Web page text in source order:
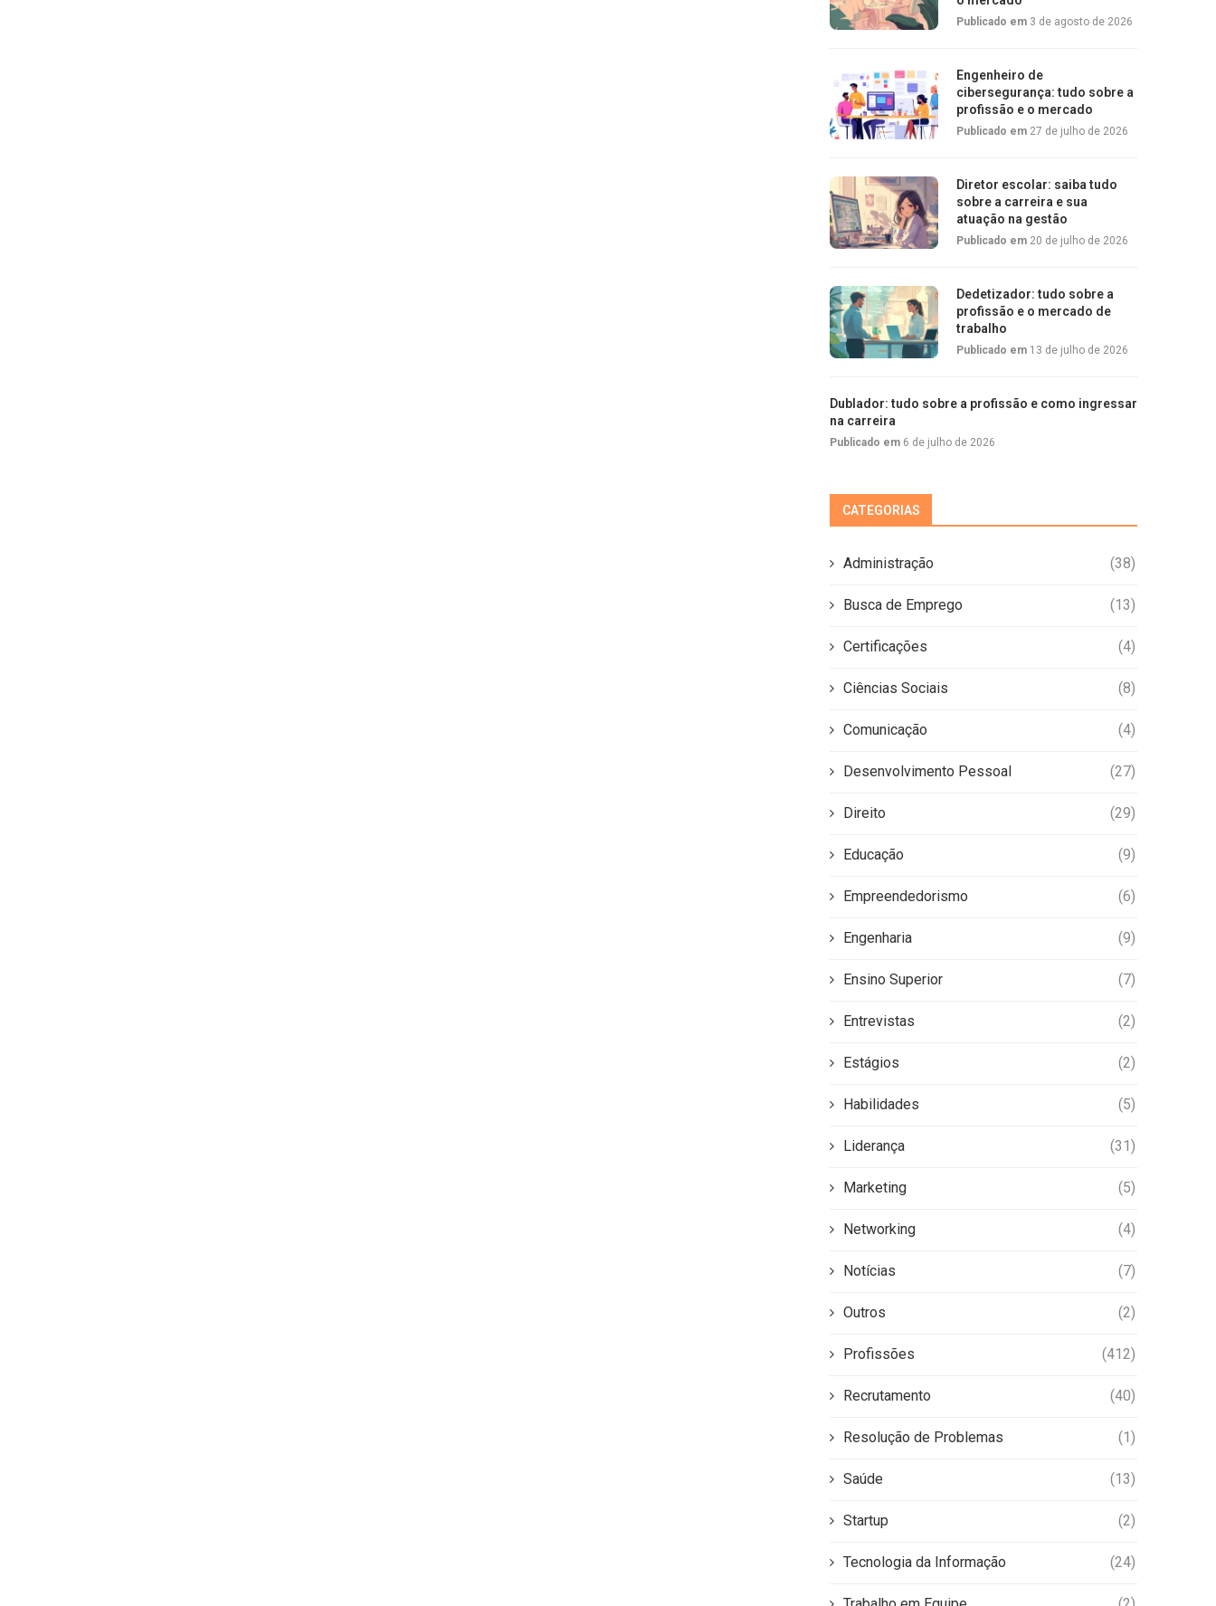
Publicado em 3 de agosto de 2026
Engenheiro de
cibersegurança: tudo sobre a
profissão e o mercado
Publicado em 27 de julho de 2026
Diretor escolar: saiba tudo
sobre a carreira e sua
atuação na gestão
Publicado em 20 de julho de 2026
Dedetizador: tudo sobre a
profissão e o mercado de
trabalho
Publicado em 13 de julho de 2026
Dublador: tudo sobre a profissão e como ingressar
na carreira
Publicado em 6 de julho de 2026
CATEGORIAS
Administração (38)
Busca de Emprego (13)
Certificações (4)
Ciências Sociais (8)
Comunicação (4)
Desenvolvimento Pessoal (27)
Direito (29)
Educação (9)
Empreendedorismo (6)
Engenharia (9)
Ensino Superior (7)
Entrevistas (2)
Estágios (2)
Habilidades (5)
Liderança (31)
Marketing (5)
Networking (4)
Notícias (7)
Outros (2)
Profissões (412)
Recrutamento (40)
Resolução de Problemas (1)
Saúde (13)
Startup (2)
Tecnologia da Informação (24)